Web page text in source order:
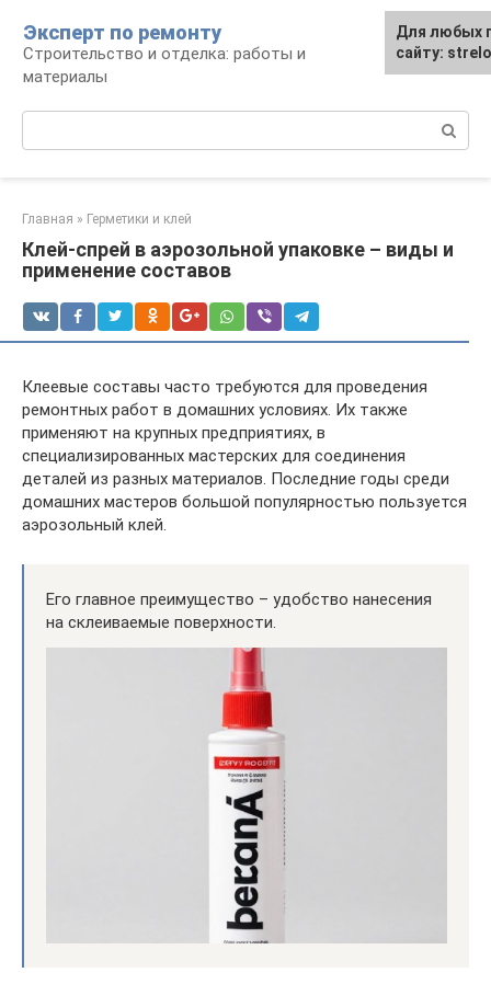
контенту
Эксперт по ремонту
Строительство и отделка: работы и
материалы
Главная » Герметики и клей
Клей-спрей в аэрозольной упаковке – виды и
применение составов
Клеевые составы часто требуются для проведения
ремонтных работ в домашних условиях. Их также
применяют на крупных предприятиях, в
специализированных мастерских для соединения
деталей из разных материалов. Последние годы среди
домашних мастеров большой популярностью пользуется
аэрозольный клей.
Его главное преимущество – удобство нанесения
на склеиваемые поверхности.
Для любых
сайту:
Для любых
сайту: